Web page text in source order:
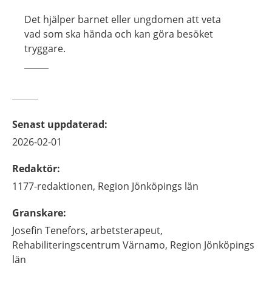
Det hjälper barnet eller ungdomen att veta
vad som ska hända och kan göra besöket
tryggare.
Senast uppdaterad:
2026-02-01
Redaktör:
1177-redaktionen, Region Jönköpings län
Granskare:
Josefin Tenefors, arbetsterapeut,
Rehabiliteringscentrum Värnamo, Region Jönköpings
län